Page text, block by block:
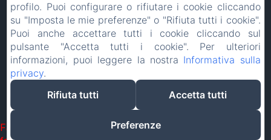
Informazioni legali
EN FR ES DE PT
Funziona con Amenitiz
Termini di vendita
Failed to load BookingEngine/index: Loading chunk 1322
profilo. Puoi configurare o rifiutare i cookie cliccando
su "Imposta le mie preferenze" o "Rifiuta tutti i cookie".
Puoi anche accettare tutti i cookie cliccando sul
pulsante "Accetta tutti i cookie". Per ulteriori
informazioni, puoi leggere la nostra Informativa sulla
privacy.
Rifiuta tutti
Accetta tutti
Preferenze